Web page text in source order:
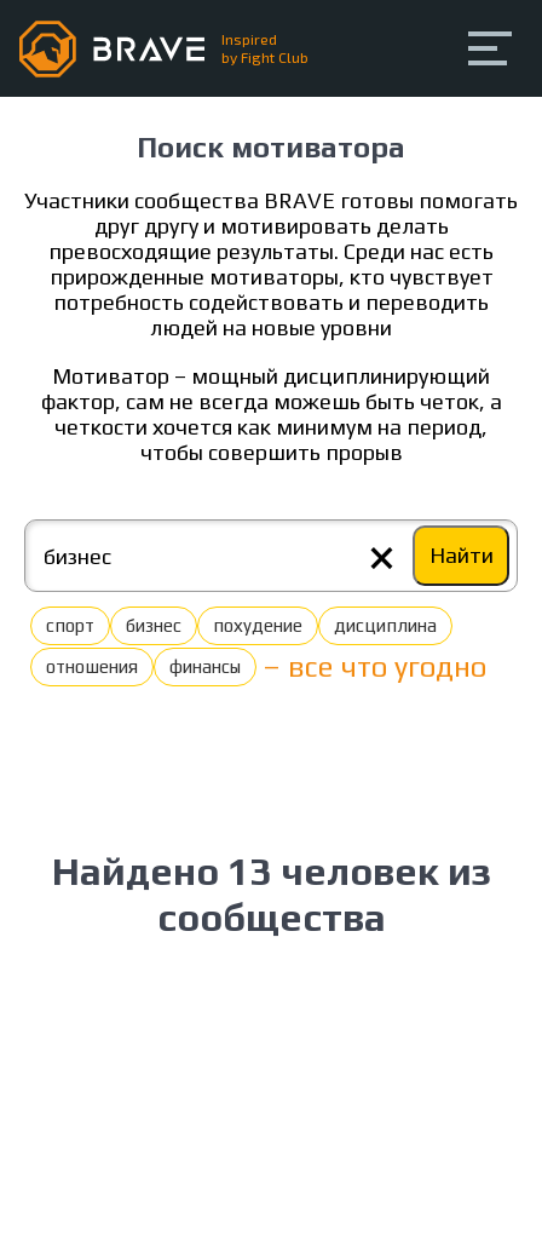
Inspired
by Fight Club
Тренинги
Сообщество
Регистрация Вход
Поиск мотиватора
Участники сообщества BRAVE готовы помогать
друг другу и мотивировать делать
превосходящие результаты. Среди нас есть
прирожденные мотиваторы, кто чувствует
потребность содействовать и переводить
людей на новые уровни
Мотиватор – мощный дисциплинирующий
фактор, сам не всегда можешь быть четок, а
четкости хочется как минимум на период,
чтобы совершить прорыв
× Найти
спорт бизнес похудение
дисциплина
отношения
финансы – все что угодно
Найдено 13 человек из
сообщества